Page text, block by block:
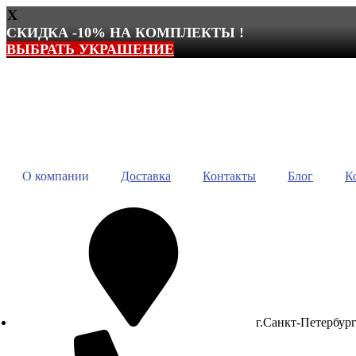
X
СКИДКА -10% НА КОМПЛЕКТЫ !
ВЫБРАТЬ УКРАШЕНИЕ
О компании Доставка Контакты Блог
г.Санкт-Петербург